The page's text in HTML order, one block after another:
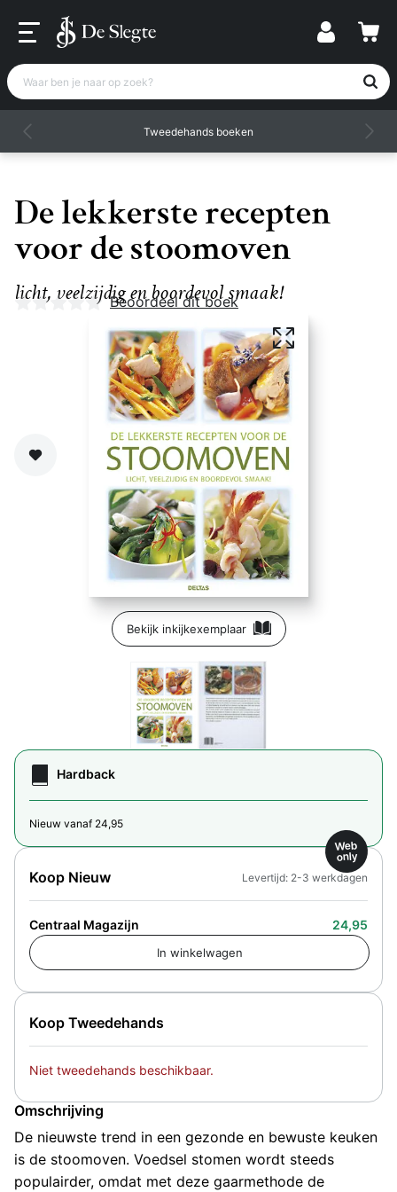
Waar ben je naar op zoek?
Tweedehands boeken
De lekkerste recepten
voor de stoomoven
licht, veelzijdig en boordevol smaak!
Nog geen beoordelingen
Beoordeel dit boek
Zet op verlanglijst
Bekijk inkijkexemplaar
Hardback
Nieuw vanaf 24,95
Koop Tweedehands
Niet tweedehands beschikbaar.
Koop Nieuw
Web
only
Centraal Magazijn 24,95
Levertijd: 2-3 werkdagen
Omschrijving
De nieuwste trend in een gezonde en bewuste keuken
is de stoomoven. Voedsel stomen wordt steeds
populairder, omdat met deze gaarmethode de